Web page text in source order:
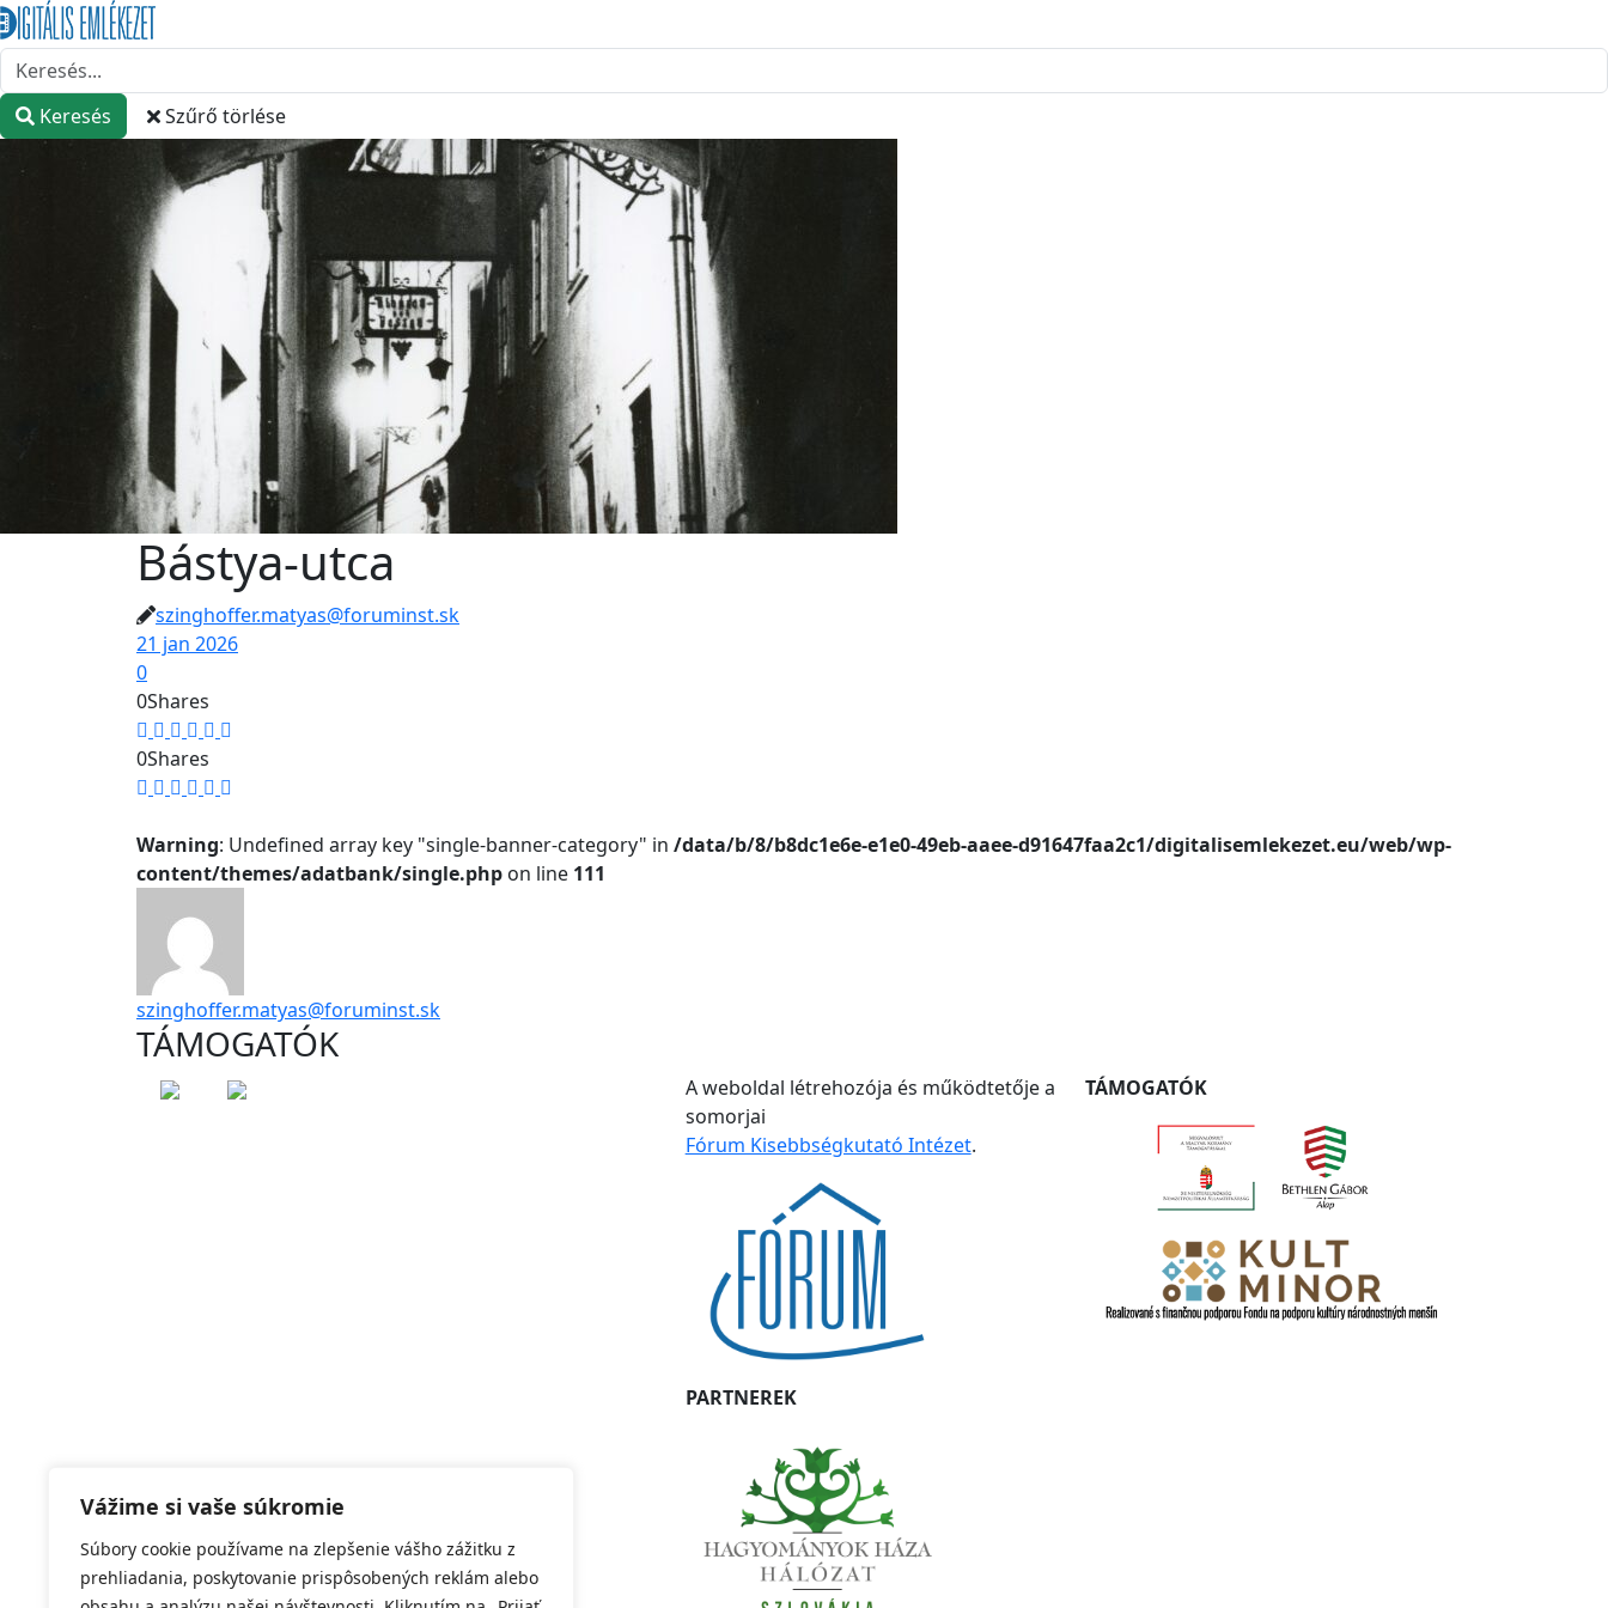
Vážime si vaše súkromie
Súbory cookie používame na zlepšenie vášho zážitku z
prehliadania, poskytovanie prispôsobených reklám alebo
Keresés Szűrő törlése
Bástya-utca
szinghoffer.matyas@foruminst.sk
21 jan 2026
0
0Shares
0Shares
Warning: Undefined array key "single-banner-category" in /data/b/8/b8dc1e6e-e1e0-49eb-aaee-d91647faa2c1/digitalisemlekezet.eu/web/wp-
content/themes/adatbank/single.php on line 111
szinghoffer.matyas@foruminst.sk
TÁMOGATÓK
A weboldal létrehozója és működtetője a
somorjai
Fórum Kisebbségkutató Intézet.
PARTNEREK
TÁMOGATÓK